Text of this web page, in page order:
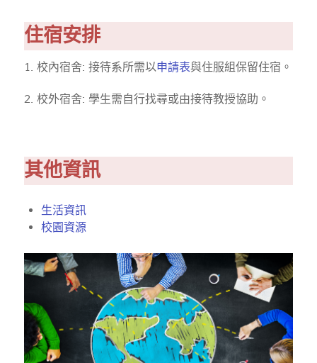
住宿安排
1. 校內宿舍: 接待系所需以申請表與住服組保留住宿。
2. 校外宿舍: 學生需自行找尋或由接待教授協助。
其他資訊
生活資訊
校園資源